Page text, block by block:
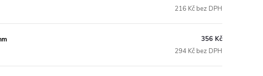
216 Kč bez DPH
356 Kč
294 Kč bez DPH